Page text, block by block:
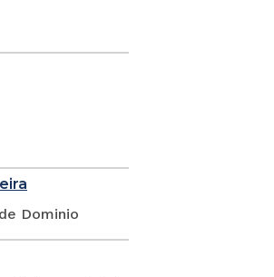
Dominio